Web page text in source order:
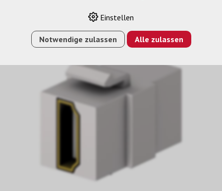
SIGNALMANAGEMENT
ANSCHLUSSDOSE › HDMI KEYSTONE 4K/60HZ F/F
Einstellen
Notwendige zulassen Alle zulassen